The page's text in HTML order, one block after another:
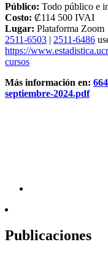
Público: Todo público e
Costo: ₡114 500 IVAI
Lugar: Plataforma Zoom
2511-6503 | 2511-6486
https://
cursos
Más información en:
septiembre-2024.pdf
Publicaciones